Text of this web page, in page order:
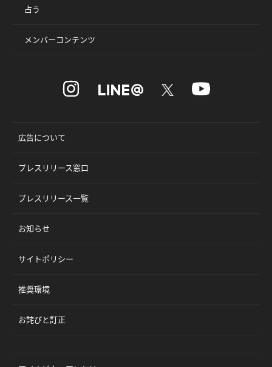
占う
メンバーコンテンツ
広告について
プレスリリース窓口
プレスリリース一覧
お知らせ
サイトポリシー
推奨環境
お詫びと訂正